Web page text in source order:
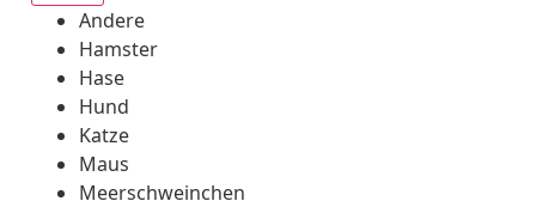
Andere
Hamster
Hase
Hund
Katze
Maus
Meerschweinchen